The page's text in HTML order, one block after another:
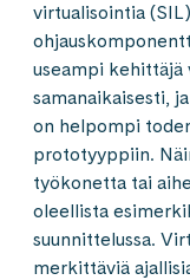
virtualisointia
useampi kehittäjä
samanaikaisesti,
on helpompi
prototyyppiin.
työkonetta tai
oleellista
suunnittelussa.
merkittäviä